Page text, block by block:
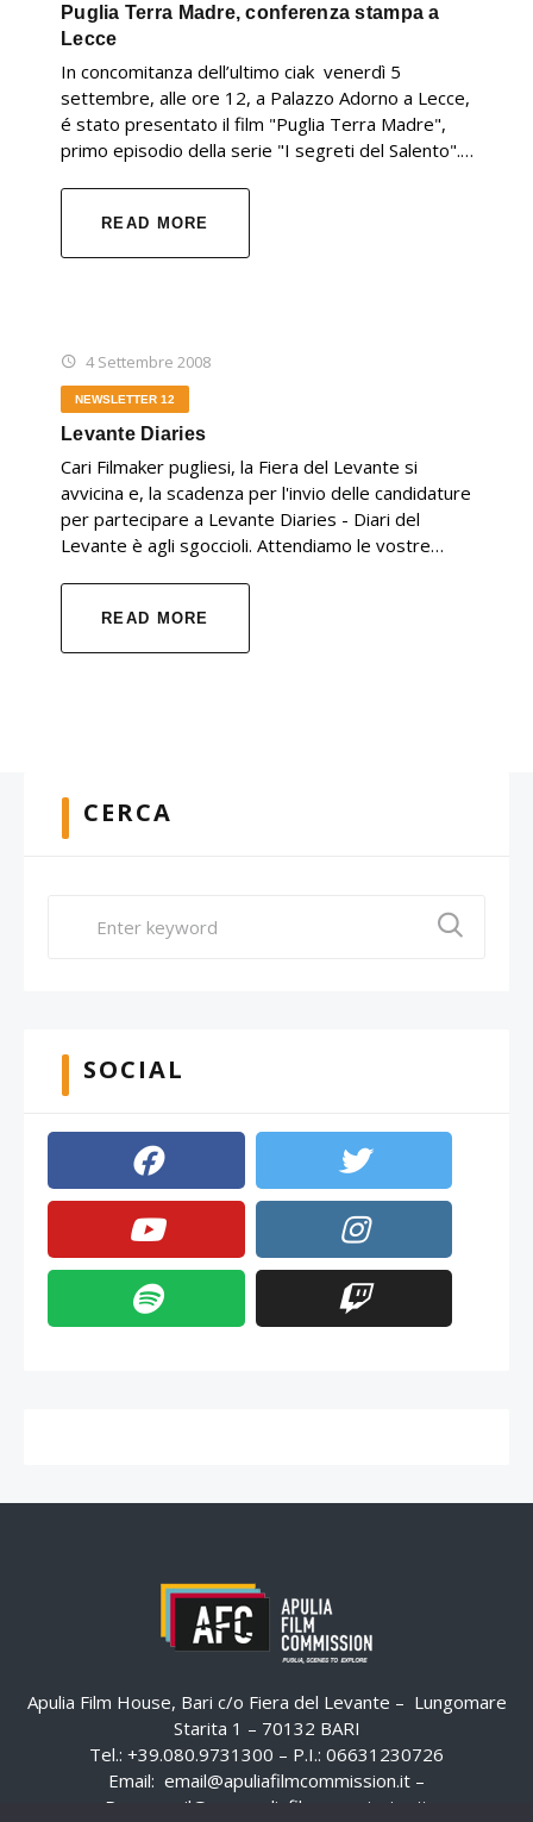
Puglia Terra Madre, conferenza stampa a
Lecce
In concomitanza dell’ultimo ciak venerdì 5
settembre, alle ore 12, a Palazzo Adorno a Lecce,
é stato presentato il film "Puglia Terra Madre",
primo episodio della serie "I segreti del Salento".…
READ MORE
4 Settembre 2008
NEWSLETTER 12
Levante Diaries
Cari Filmaker pugliesi, la Fiera del Levante si
avvicina e, la scadenza per l'invio delle candidature
per partecipare a Levante Diaries - Diari del
Levante è agli sgoccioli. Attendiamo le vostre…
READ MORE
CERCA
SOCIAL
Apulia Film House, Bari c/o Fiera del Levante – Lungomare
Starita 1 – 70132 BARI
Tel.: +39.080.9731300 – P.I.: 06631230726
Email: email@apuliafilmcommission.it –
Pec:
email@pec.apuliafilmcommission.it